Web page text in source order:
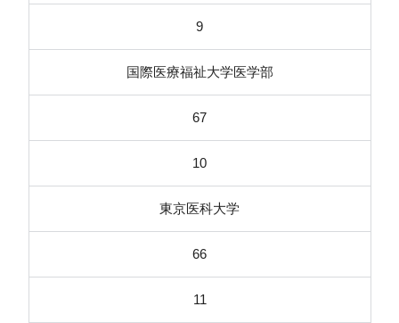
9
国際医療福祉大学医学部
67
10
東京医科大学
66
11